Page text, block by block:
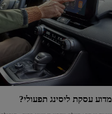
מדוע עסקת ליסינג תפעולי?